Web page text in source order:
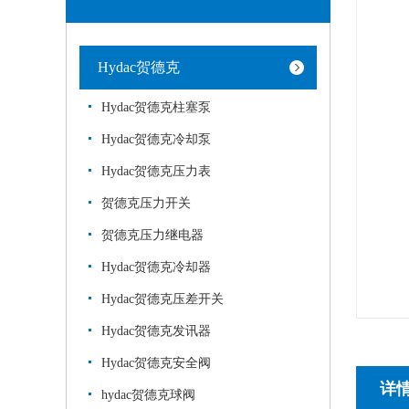
Hydac贺德克
Hydac贺德克柱塞泵
Hydac贺德克冷却泵
Hydac贺德克压力表
贺德克压力开关
贺德克压力继电器
Hydac贺德克冷却器
Hydac贺德克压差开关
Hydac贺德克发讯器
Hydac贺德克安全阀
hydac贺德克球阀 详